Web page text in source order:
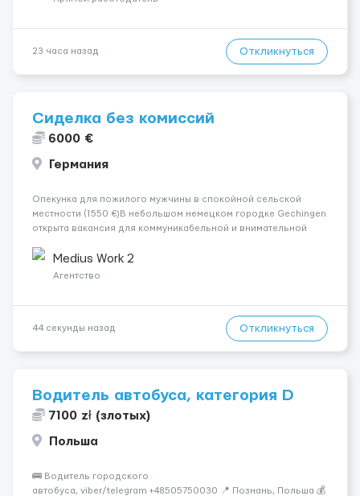
23 часа назад Откликнуться
Сиделка без комиссий
6000 €
Германия
Опекунка для пожилого мужчины в спокойной сельской
местности (1550 €)В небольшом немецком городке Gechingen
открыта вакансия для коммуникабельной и внимательной
доброжелательным характером, мобильный с ходунками. Он
ценит порядок, понятную рутину и ...
Medius Work 2
Агентство
44 секунды назад Откликнуться
Водитель автобуса, категория D
7100 zł (злотых)
Польша
🚌 Водитель городского
автобуса, viber/telegram +48505750030 📍 Познань, Польша 💰